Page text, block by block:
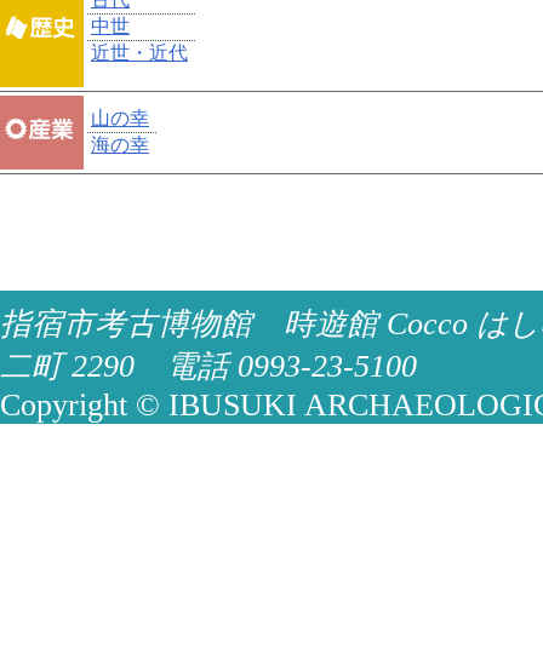
中世
近世・近代
山の幸
海の幸
指宿市考古博物館 時遊館 Cocco は
二町 2290 電話 0993-23-5100
Copyright © IBUSUKI